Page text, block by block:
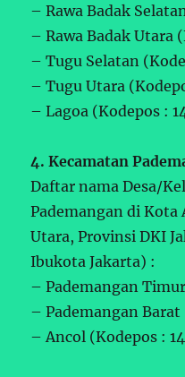
– Rawa Badak
– Rawa Badak Utara
– Tugu Selatan
– Tugu Utara
– Lagoa (Kodepos :
4. Kecamatan
Daftar nama Desa/
Pademangan di
Utara, Provinsi DKI
Ibukota Jakarta) :
– Pademangan
– Pademangan Barat
– Ancol (Kodepos :